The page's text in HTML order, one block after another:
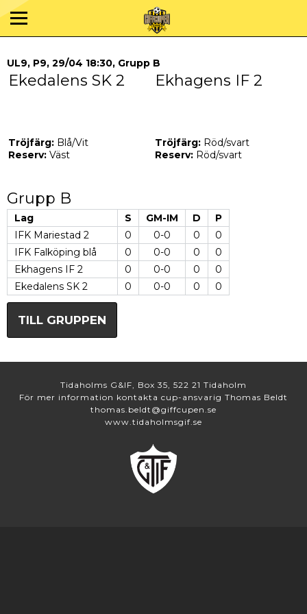
UL9, P9, 29/04 18:30, Grupp B
Ekedalens SK 2 Ekhagens IF 2
Tröjfärg: Blå/Vit
Reserv: Väst
Tröjfärg: Röd/svart
Reserv: Röd/svart
Grupp B
Lag S GM-IM D
P
IFK Mariestad 2
0 0-0 0
0
IFK Falköping blå
0 0-0 0
0
Ekhagens IF 2
0 0-0 0
0
Ekedalens SK 2
0 0-0 0 0
TILL GRUPPEN
Tidaholms G&IF, Box 35, 522 21 Tidaholm
För mer information kontakta cup-ansvarig Thomas Beldt
thomas.beldt@giffcupen.se
www.tidaholmsgif.se